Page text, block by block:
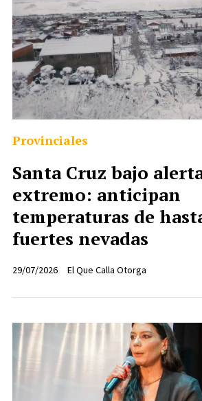
Santa Cruz bajo
extremo: anticipan
temperaturas de
fuertes nevadas
El Que Calla Otorga
Provinciales
29/07/2026